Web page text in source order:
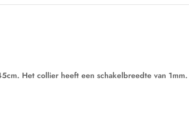
Het collier heeft een schakelbreedte van 1mm.